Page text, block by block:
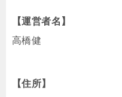
【運営者名】
高橋健
【住所】